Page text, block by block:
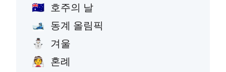
🇦🇺 호주의 날
🎿 동계 올림픽
⛄ 겨울
👰 혼례